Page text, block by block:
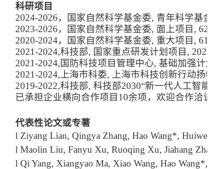
科研项目
2024-2026，国家自然科学基金委, 青年科学基金
2023-2026，国家自然科学基金委, 面上项目,
2020-2024，国家自然科学基金委, 重大项目,
2021-2024,科技部, 国家重点研发计划项目,
2021-2024,国防科技项目管理中心, 基础加强计划
2021-2024,上海市科委, 上海市科技创新行动扬
2019-2022,科技部, 科技部2030“新一代人工智能
已承担企业横向合作项目10余项，欢迎合作洽谈
代表性论文或专著
l Ziyang Lian, Qingya Zhang, Hao Wang*, Huiwen
l Maolin Liu, Fanyu Xu, Ruoqing Xu, Jiahang
l Qi Yang, Xiangyao Ma, Xiao Wang, Hao Wang*,